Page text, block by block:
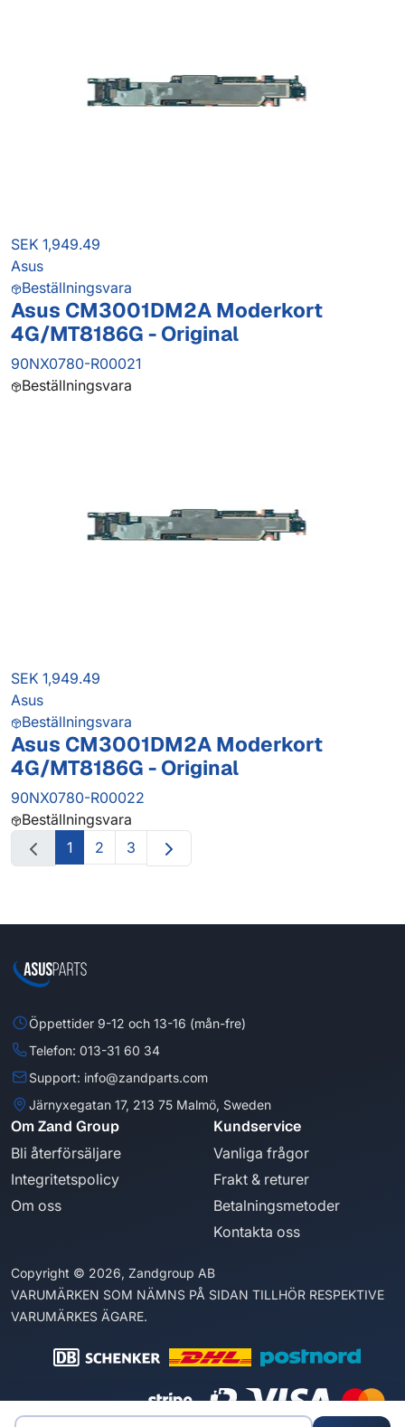
SEK 1,949.49
Asus
Beställningsvara
Asus CM3001DM2A Moderkort
4G/MT8186G - Original
90NX0780-R00021
Beställningsvara
SEK 1,949.49
Asus
Beställningsvara
Asus CM3001DM2A Moderkort
4G/MT8186G - Original
90NX0780-R00022
Beställningsvara
1
2 3
Öppettider 9-12 och 13-16 (mån-fre)
Telefon: 013-31 60 34
Support: info@zandparts.com
Järnyxegatan 17, 213 75 Malmö, Sweden
Om Zand Group
Bli återförsäljare
Integritetspolicy
Om oss
Kundservice
Vanliga frågor
Frakt & returer
Betalningsmetoder
Kontakta oss
Copyright © 2026, Zandgroup AB
VARUMÄRKEN SOM NÄMNS PÅ SIDAN TILLHÖR RESPEKTIVE
VARUMÄRKES ÄGARE.